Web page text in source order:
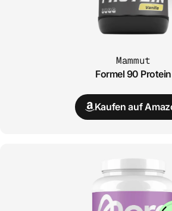
Mammut
Formel 90 Protein
Kaufen auf